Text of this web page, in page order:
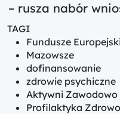
– rusza nabór
TAGI
Fundusze
Mazowsze
dofinansowanie
zdrowie psychiczne
Aktywni Zawodowo
Profilaktyka